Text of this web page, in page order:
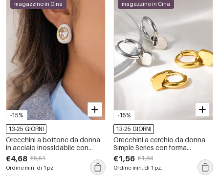
-15%
magazzino in Cina
13-25 GIORNI
Orecchini a bottone da donna
in acciaio inossidabile con
goccia retrò, impermeabili e
anti-ossidazione, color oro con
zirconi
€4,68 €5,51
Ordine min. di 1 pz.
-15%
magazzino in Cina
13-25 GIORNI
Orecchini a cerchio da donna
Simple Series con forma
geometrica, in acciaio
inossidabile impermeabile color
oro.
€1,56 €1,84
Ordine min. di 1 pz.